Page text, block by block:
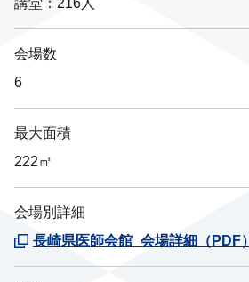
会場数
6
最大面積
222㎡
会場別詳細
長崎県医師会館_会場詳細（PDF）